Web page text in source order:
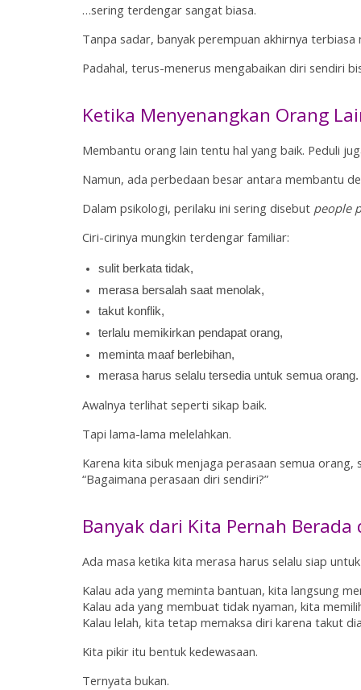
…sering terdengar sangat biasa.
Tanpa sadar, banyak perempuan akhirnya
Padahal, terus-menerus mengabaikan diri sendiri
Ketika Menyenangkan Orang
Membantu orang lain tentu hal yang baik. Peduli
Namun, ada perbedaan besar antara membantu
Dalam psikologi, perilaku ini sering disebut people
Ciri-cirinya mungkin terdengar familiar:
sulit berkata tidak,
merasa bersalah saat menolak,
takut konflik,
terlalu memikirkan pendapat orang,
meminta maaf berlebihan,
merasa harus selalu tersedia untuk semua orang.
Awalnya terlihat seperti sikap baik.
Tapi lama-lama melelahkan.
Karena kita sibuk menjaga perasaan semua orang,
“Bagaimana perasaan diri sendiri?”
Banyak dari Kita Pernah Berada
Ada masa ketika kita merasa harus selalu siap
Kalau ada yang meminta bantuan, kita langsung
Kalau ada yang membuat tidak nyaman, kita
Kalau lelah, kita tetap memaksa diri karena takut
Kita pikir itu bentuk kedewasaan.
Ternyata bukan.